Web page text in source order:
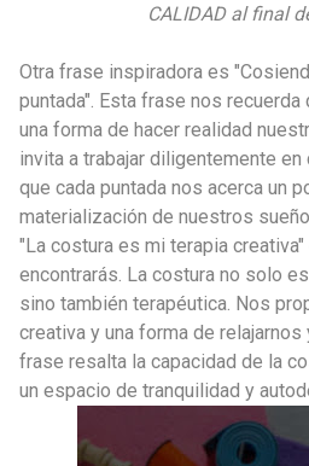
CALIDAD al final
Otra frase inspiradora es
puntada". Esta frase nos
una forma de hacer realidad
invita a trabajar diligentemente
que cada puntada nos acerca un
materialización de nuestros
"La costura es mi terapia
encontrarás. La costura no solo
sino también terapéutica. Nos
creativa y una forma de
frase resalta la capacidad de la
un espacio de tranquilidad y